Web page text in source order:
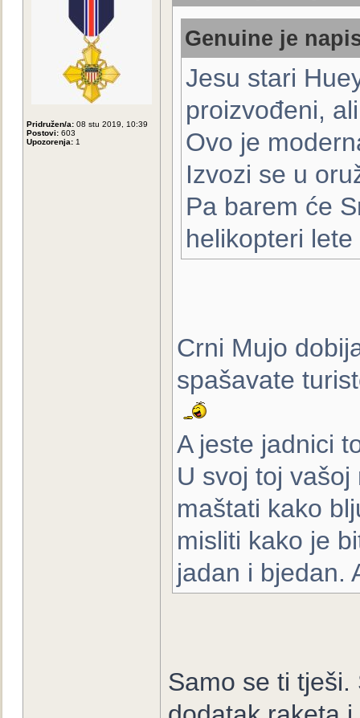
Pridružen/a: 08 stu 2019, 10:39
Postovi: 603
Upozorenja: 1
Genuine je
Jesu stari
proizvođeni,
Ovo je
Izvozi se u
Pa barem će
helikopteri
Crni Mujo
spašavate
A jeste jadnici
U svoj toj
maštati kako
misliti kako je
jadan i bjedan.
Samo se ti